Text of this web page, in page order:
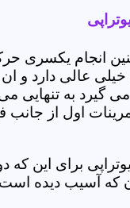
انجام یکسری
خیلی عالی دارد و
گیرد به تنهایی
اول از
برای این
که آسیب دیده